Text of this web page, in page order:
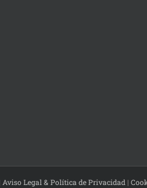
Aviso Legal & Política de Privacidad |